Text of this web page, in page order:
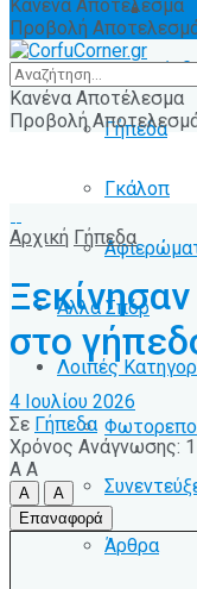
Γήπεδα
Γκάλοπ
Άλλα Σπόρ
Λοιπές
Άρθρα
Κανένα Αποτέλεσμα
Προβολή
Κανένα Αποτέλεσμα
Προβολή
Αρχική Γήπεδα
στο
4 Ιουλίου 2026
Σε Γήπεδα
Χρόνος Ανάγνωσης:
A A
A
A
Επαναφορά